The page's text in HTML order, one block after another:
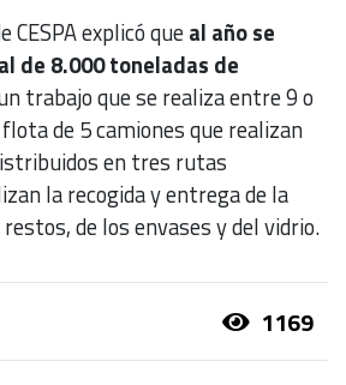
explicó queal año se
de 8.000 toneladas de
trabajo que se realiza entre 9 o
de 5 camiones que realizan
en tres rutas
la recogida y entrega de la
de los envases y del vidrio.
1169